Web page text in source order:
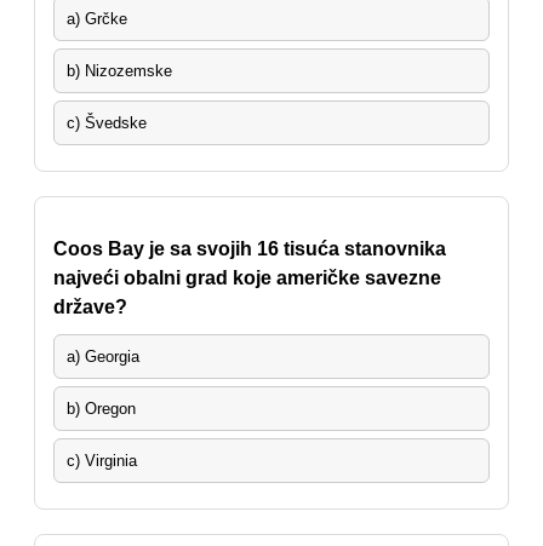
a) Grčke
b) Nizozemske
c) Švedske
Coos Bay je sa svojih 16 tisuća stanovnika
najveći obalni grad koje američke savezne
države?
a) Georgia
b) Oregon
c) Virginia